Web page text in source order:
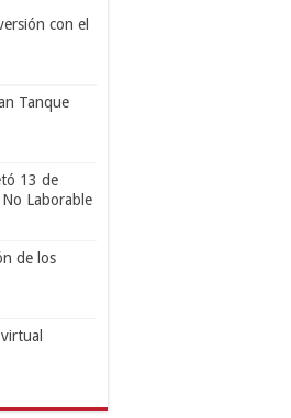
con el
Tanque
13 de
Laborable
de los